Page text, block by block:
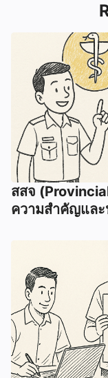
สสจ
ความสำคัญแล